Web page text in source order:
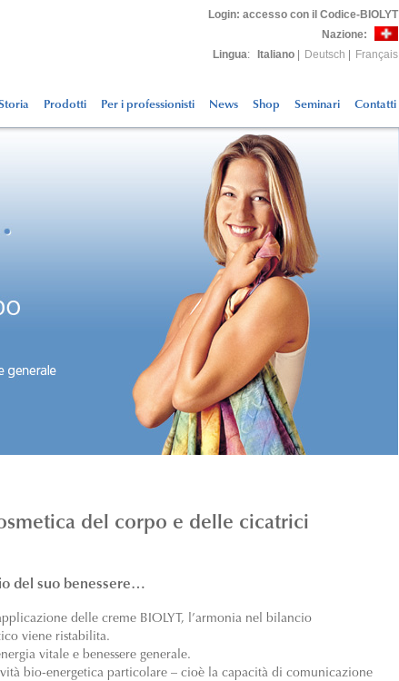
Login: accesso con il Codice-BIOLYT
Nazione:
Lingua: Italiano Deutsch Français
Prodotti Per i professionisti News Shop Seminari Contatti
del corpo e delle cicatrici
del suo benessere…
delle creme BIOLYT, l’armonia nel bilancio
viene ristabilita.
vitale e benessere generale.
bio-energetica particolare – cioè la capacità di comunicazione